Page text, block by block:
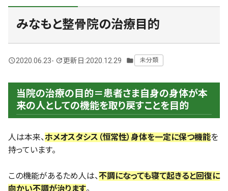
みなもと整骨院の治療目的
query_builder2020.06.23- update更新日:2020.12.29 folder 未分類
当院の治療の目的＝患者さま自身の身体が本
来の人としての機能を取り戻すことを目的
人は本来、ホメオスタシス（恒常性）身体を一定に保つ機能を
持っています。
この機能があるため人は、不調になっても寝て起きると回復に
向かい不調が治ります。